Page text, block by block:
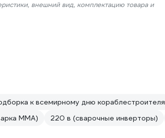
внешний вид, комплектацию товара и
к всемирному дню кораблестроителя
MMA) 220 в (сварочные инверторы)